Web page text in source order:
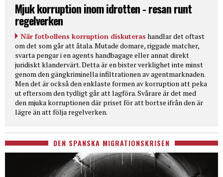
Mjuk korruption inom idrotten - resan runt
regelverken
När fotbollens korruption diskuteras handlar det oftast
om det som går att åtala. Mutade domare, riggade matcher,
svarta pengar i en agents handbagage eller annat direkt
juridiskt klandervärt. Detta är en bister verklighet inte minst
genom den gängkriminella infiltrationen av agentmarknaden.
Men det är också den enklaste formen av korruption att peka
ut eftersom den tydligt går att lagföra. Svårare är det med
den mjuka korruptionen där priset för att bortse ifrån den är
lägre än att följa regelverken.
DEN SPANSKA MIGRATIONSKRISEN